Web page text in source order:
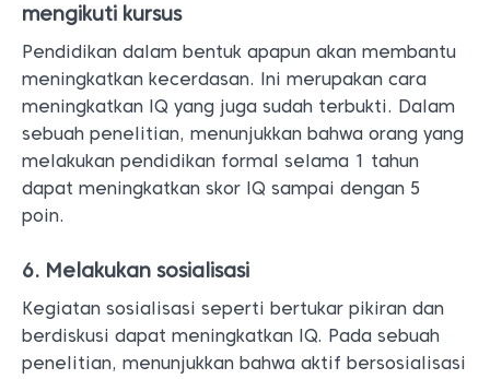
mengikuti kursus
Pendidikan dalam bentuk apapun akan membantu
meningkatkan kecerdasan. Ini merupakan cara
meningkatkan IQ yang juga sudah terbukti. Dalam
sebuah penelitian, menunjukkan bahwa orang yang
melakukan pendidikan formal selama 1 tahun
dapat meningkatkan skor IQ sampai dengan 5
poin.
6. Melakukan sosialisasi
Kegiatan sosialisasi seperti bertukar pikiran dan
berdiskusi dapat meningkatkan IQ. Pada sebuah
penelitian, menunjukkan bahwa aktif bersosialisasi